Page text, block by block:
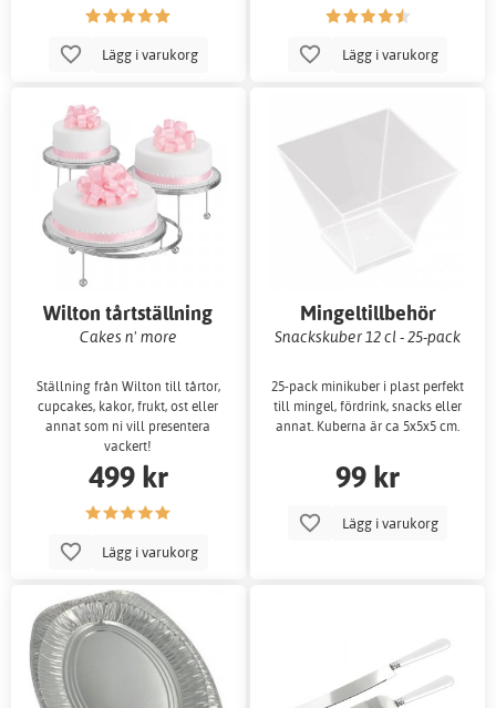
Lägg i varukorg Lägg i varukorg
Wilton tårtställning
Cakes n' more
Ställning från Wilton till tårtor,
cupcakes, kakor, frukt, ost eller
annat som ni vill presentera
vackert!
499 kr
Lägg i varukorg
Mingeltillbehör
Snackskuber 12 cl - 25-pack
25-pack minikuber i plast perfekt
till mingel, fördrink, snacks eller
annat. Kuberna är ca 5x5x5 cm.
99 kr
Lägg i varukorg